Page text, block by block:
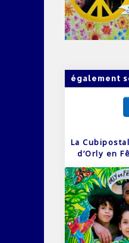
également
La
d’Orly en